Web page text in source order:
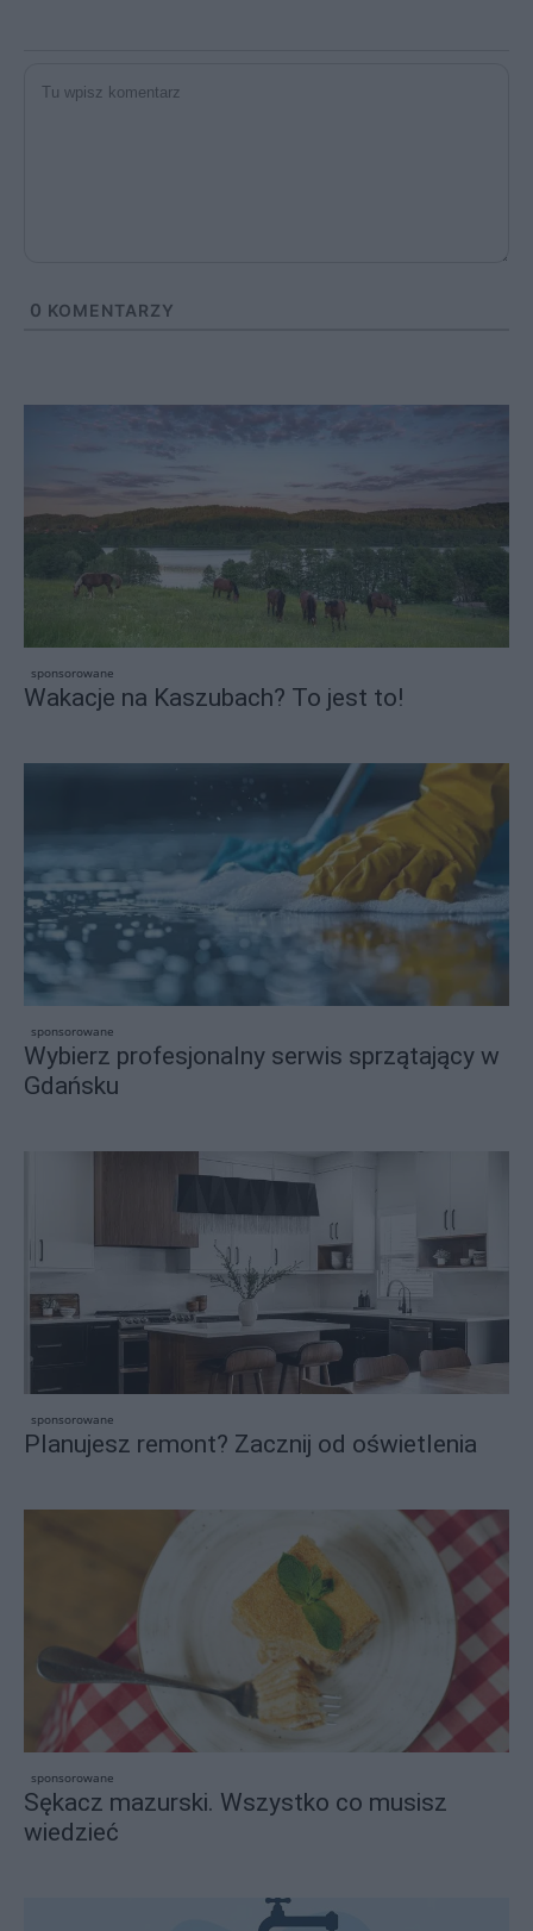
0 KOMENTARZY
sponsorowane
Wakacje na Kaszubach? To jest to!
sponsorowane
Wybierz profesjonalny serwis sprzątający w
Gdańsku
sponsorowane
Planujesz remont? Zacznij od oświetlenia
sponsorowane
Sękacz mazurski. Wszystko co musisz
wiedzieć